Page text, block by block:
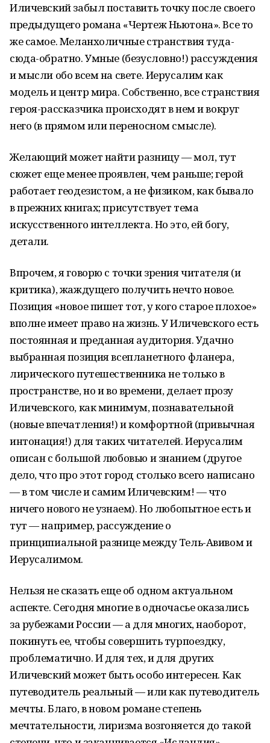
Иличевский забыл поставить точку после своего
предыдущего романа «Чертеж Ньютона». Все то
же самое. Меланхоличные странствия туда-
сюда-обратно. Умные (безусловно!) рассуждения
и мысли обо всем на свете. Иерусалим как
модель и центр мира. Собственно, все странствия
героя-рассказчика происходят в нем и вокруг
него (в прямом или переносном смысле).
Желающий может найти разницу — мол, тут
сюжет еще менее проявлен, чем раньше; герой
работает геодезистом, а не физиком, как бывало
в прежних книгах; присутствует тема
искусственного интеллекта. Но это, ей богу,
детали.
Впрочем, я говорю с точки зрения читателя (и
критика), жаждущего получить нечто новое.
Позиция «новое пишет тот, у кого старое плохое»
вполне имеет право на жизнь. У Иличевского есть
постоянная и преданная аудитория. Удачно
выбранная позиция всепланетного фланера,
лирического путешественника не только в
пространстве, но и во времени, делает прозу
Иличевского, как минимум, познавательной
(новые впечатления!) и комфортной (привычная
интонация!) для таких читателей. Иерусалим
описан с большой любовью и знанием (другое
дело, что про этот город столько всего написано
— в том числе и самим Иличевским! — что
ничего нового не узнаем). Но любопытное есть и
тут — например, рассуждение о
принципиальной разнице между Тель-Авивом и
Иерусалимом.
Нельзя не сказать еще об одном актуальном
аспекте. Сегодня многие в одночасье оказались
за рубежами России — а для многих, наоборот,
покинуть ее, чтобы совершить турпоездку,
проблематично. И для тех, и для других
Иличевский может быть особо интересен. Как
путеводитель реальный — или как путеводитель
мечты. Благо, в новом романе степень
мечтательности, лиризма возгоняется до такой